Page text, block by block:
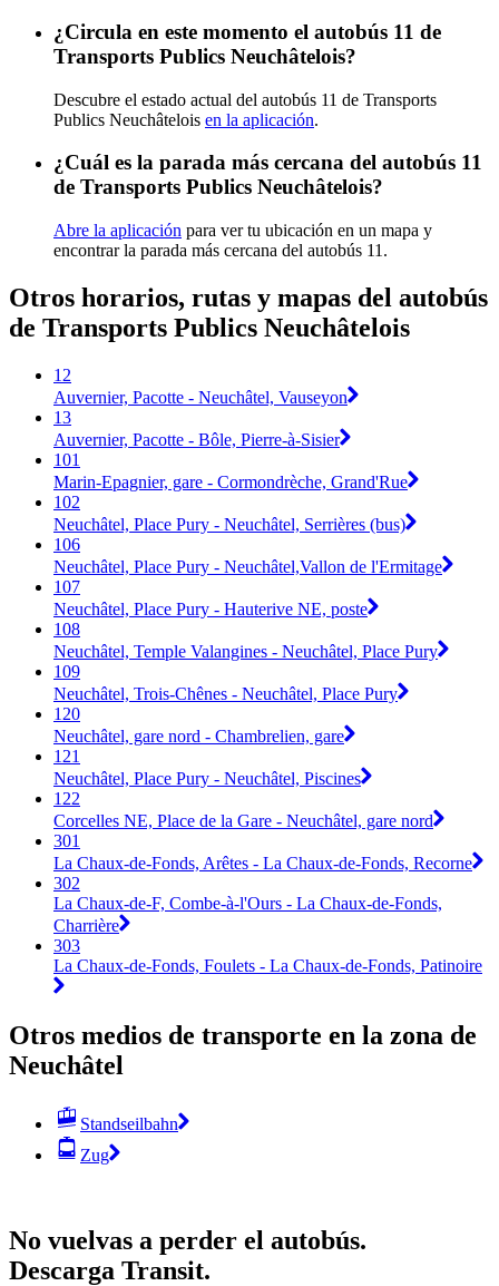
¿Circula en este momento el autobús 11 de
Transports Publics Neuchâtelois?
Descubre el estado actual del autobús 11 de Transports
Publics Neuchâtelois en la aplicación.
¿Cuál es la parada más cercana del autobús 11
de Transports Publics Neuchâtelois?
Abre la aplicación para ver tu ubicación en un mapa y
encontrar la parada más cercana del autobús 11.
Otros horarios, rutas y mapas del autobús
de Transports Publics Neuchâtelois
12
Auvernier, Pacotte - Neuchâtel, Vauseyon
13
Auvernier, Pacotte - Bôle, Pierre-à-Sisier
101
Marin-Epagnier, gare - Cormondrèche, Grand'Rue
102
Neuchâtel, Place Pury - Neuchâtel, Serrières (bus)
106
Neuchâtel, Place Pury - Neuchâtel,Vallon de l'Ermitage
107
Neuchâtel, Place Pury - Hauterive NE, poste
108
Neuchâtel, Temple Valangines - Neuchâtel, Place Pury
109
Neuchâtel, Trois-Chênes - Neuchâtel, Place Pury
120
Neuchâtel, gare nord - Chambrelien, gare
121
Neuchâtel, Place Pury - Neuchâtel, Piscines
122
Corcelles NE, Place de la Gare - Neuchâtel, gare nord
301
La Chaux-de-Fonds, Arêtes - La Chaux-de-Fonds, Recorne
302
La Chaux-de-F, Combe-à-l'Ours - La Chaux-de-Fonds,
Charrière
303
La Chaux-de-Fonds, Foulets - La Chaux-de-Fonds, Patinoire
Otros medios de transporte en la zona de
Neuchâtel
Standseilbahn
Zug
No vuelvas a perder el autobús.
Descarga Transit.